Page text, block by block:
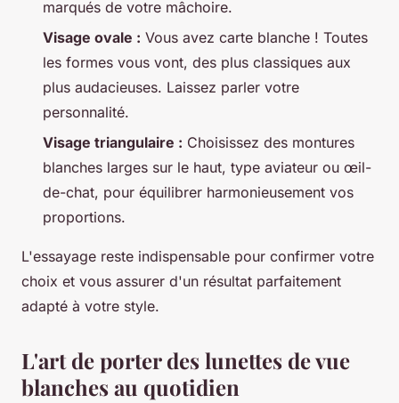
marqués de votre mâchoire.
Visage ovale : Vous avez carte blanche ! Toutes
les formes vous vont, des plus classiques aux
plus audacieuses. Laissez parler votre
personnalité.
Visage triangulaire : Choisissez des montures
blanches larges sur le haut, type aviateur ou œil-
de-chat, pour équilibrer harmonieusement vos
proportions.
L'essayage reste indispensable pour confirmer votre
choix et vous assurer d'un résultat parfaitement
adapté à votre style.
L'art de porter des lunettes de vue
blanches au quotidien